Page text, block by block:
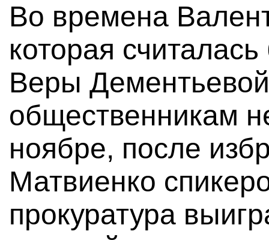
Во времена
которая
Веры
общественникам
ноябре, после
Матвиенко
прокуратура